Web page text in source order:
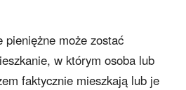
pieniężne może zostać
w którym osoba lub
faktycznie mieszkają lub je